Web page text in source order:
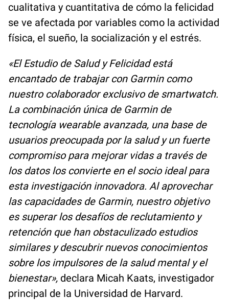
cualitativa y cuantitativa de cómo la felicidad
se ve afectada por variables como la actividad
física, el sueño, la socialización y el estrés.
«El Estudio de Salud y Felicidad está
encantado de trabajar con Garmin como
nuestro colaborador exclusivo de smartwatch.
La combinación única de Garmin de
tecnología wearable avanzada, una base de
usuarios preocupada por la salud y un fuerte
compromiso para mejorar vidas a través de
los datos los convierte en el socio ideal para
esta investigación innovadora. Al aprovechar
las capacidades de Garmin, nuestro objetivo
es superar los desafíos de reclutamiento y
retención que han obstaculizado estudios
similares y descubrir nuevos conocimientos
sobre los impulsores de la salud mental y el
bienestar», declara Micah Kaats, investigador
principal de la Universidad de Harvard.